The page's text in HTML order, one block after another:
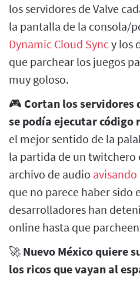
los servidores de Valve
la pantalla de la consola/
Dynamic Cloud Syncy los
que parchear los juegos
muy goloso.
🎮 Cortan los servidores
se podía ejecutar código
el mejor sentido de la
la partida de un twitchero
archivo de audio
que no parece haber sido
desarrolladores han
online hasta que
🚀 Nuevo México quiere
los ricos que vayan al